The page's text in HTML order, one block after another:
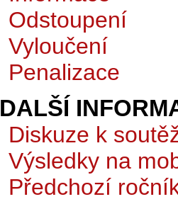
Odstoupení
Vyloučení
Penalizace
DALŠÍ
Diskuze k
Výsledky na
Předchozí